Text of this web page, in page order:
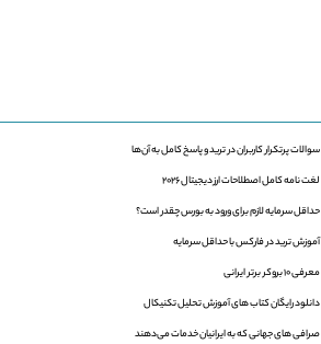
سوالات پرتکرار کاربران در ترید و پاسخ کامل به آن‌ها
لغت نامه کامل اصطلاحات ارز دیجیتال 2026
حداقل سرمایه لازم برای ورود به بورس چقدر است؟
آموزش ترید در فارکس با حداقل سرمایه
معرفی 10 بروکر برتر ایرانی
دانلود رایگان کتاب های آموزش تحلیل تکنیکال
صرافی های جهانی که به ایرانیان خدمات می‌دهند